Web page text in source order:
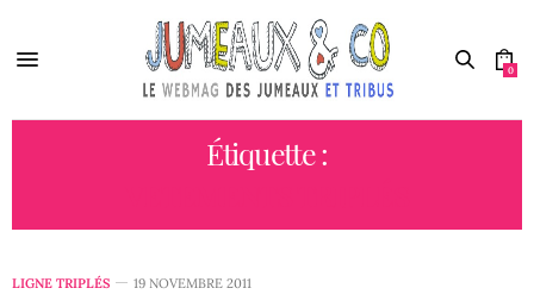
0
Étiquette :
LIGNE TRIPLÉS 19 NOVEMBRE 2011